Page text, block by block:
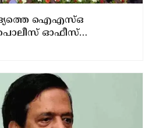
ഐഎസ്ഒ
പൊലീസ് ഓഫീസ്